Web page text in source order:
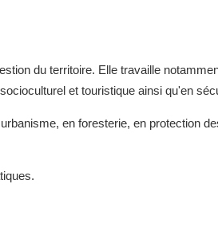
du territoire. Elle travaille
et touristique ainsi qu'en
en foresterie, en protection